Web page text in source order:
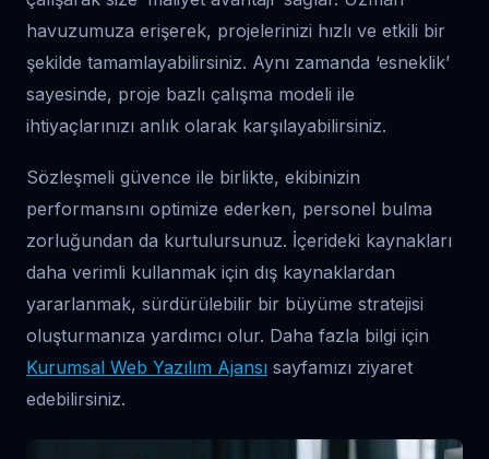
havuzumuza erişerek, projelerinizi hızlı ve etkili bir
şekilde tamamlayabilirsiniz. Aynı zamanda ‘esneklik’
sayesinde, proje bazlı çalışma modeli ile
ihtiyaçlarınızı anlık olarak karşılayabilirsiniz.
Sözleşmeli güvence ile birlikte, ekibinizin
performansını optimize ederken, personel bulma
zorluğundan da kurtulursunuz. İçerideki kaynakları
daha verimli kullanmak için dış kaynaklardan
yararlanmak, sürdürülebilir bir büyüme stratejisi
oluşturmanıza yardımcı olur. Daha fazla bilgi için
Kurumsal Web Yazılım Ajansı sayfamızı ziyaret
edebilirsiniz.